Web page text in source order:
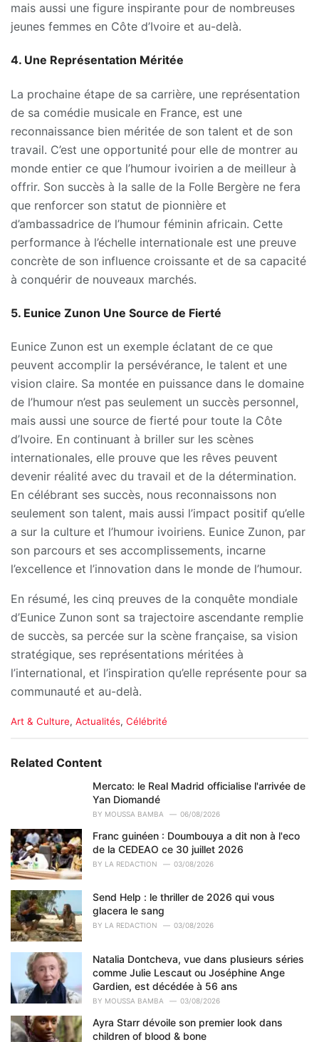
mais aussi une figure inspirante pour de nombreuses
jeunes femmes en Côte d’Ivoire et au-delà.
4. Une Représentation Méritée
La prochaine étape de sa carrière, une représentation
de sa comédie musicale en France, est une
reconnaissance bien méritée de son talent et de son
travail. C’est une opportunité pour elle de montrer au
monde entier ce que l’humour ivoirien a de meilleur à
offrir. Son succès à la salle de la Folle Bergère ne fera
que renforcer son statut de pionnière et
d’ambassadrice de l’humour féminin africain. Cette
performance à l’échelle internationale est une preuve
concrète de son influence croissante et de sa capacité
à conquérir de nouveaux marchés.
5. Eunice Zunon Une Source de Fierté
Eunice Zunon est un exemple éclatant de ce que
peuvent accomplir la persévérance, le talent et une
vision claire. Sa montée en puissance dans le domaine
de l’humour n’est pas seulement un succès personnel,
mais aussi une source de fierté pour toute la Côte
d’Ivoire. En continuant à briller sur les scènes
internationales, elle prouve que les rêves peuvent
devenir réalité avec du travail et de la détermination.
En célébrant ses succès, nous reconnaissons non
seulement son talent, mais aussi l’impact positif qu’elle
a sur la culture et l’humour ivoiriens. Eunice Zunon, par
son parcours et ses accomplissements, incarne
l’excellence et l’innovation dans le monde de l’humour.
En résumé, les cinq preuves de la conquête mondiale
d’Eunice Zunon sont sa trajectoire ascendante remplie
de succès, sa percée sur la scène française, sa vision
stratégique, ses représentations méritées à
l’international, et l’inspiration qu’elle représente pour sa
communauté et au-delà.
C
e
s
:
Art & Culture, Actualités, Célébrité
Related Content
Mercato: le Real Madrid officialise l'arrivée de
Yan Diomandé
BY MOUSSA BAMBA 06/08/2026
Franc guinéen : Doumbouya a dit non à l'eco
de la CEDEAO ce 30 juillet 2026
BY LA REDACTION 03/08/2026
Send Help : le thriller de 2026 qui vous
glacera le sang
BY LA REDACTION 03/08/2026
Natalia Dontcheva, vue dans plusieurs séries
comme Julie Lescaut ou Joséphine Ange
Gardien, est décédée à 56 ans
BY MOUSSA BAMBA 03/08/2026
Ayra Starr dévoile son premier look dans
children of blood & bone